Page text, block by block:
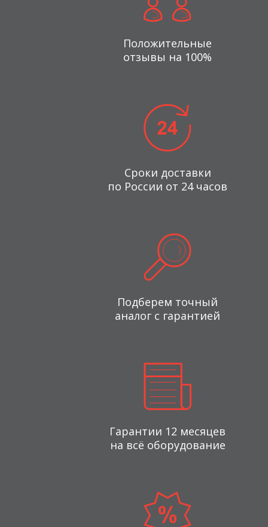
Положительные
отзывы на 100%
Сроки доставки
по России от 24 часов
Подберем точный
аналог с гарантией
Гарантии 12 месяцев
на всё оборудование